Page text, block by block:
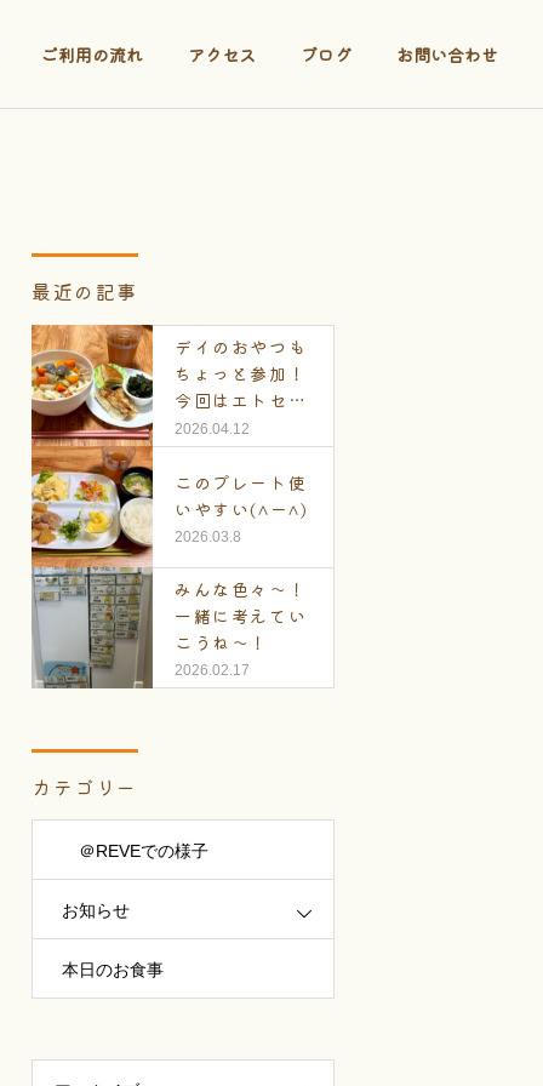
ご利用の流れ アクセス ブログ お問い合わせ
最近の記事
デイのおやつも
ちょっと参加！
今回はエトセト
ラ
2026.04.12
このプレート使
いやすい(^ー^)
2026.03.8
みんな色々～！
一緒に考えてい
こうね～！
2026.02.17
カテゴリー
＠REVEでの様子
お知らせ
本日のお食事